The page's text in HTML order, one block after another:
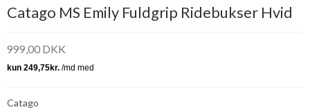
Catago MS Emily Fuldgrip Ridebukser Hvid
999,00 DKK
Catago